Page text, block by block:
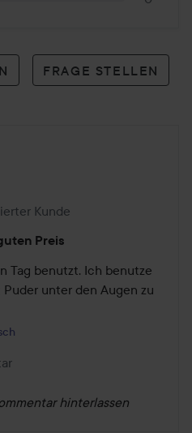
FRAGE STELLEN
vor 1 Jahr/en erstellt
Kunde
Preis
Tag benutzt. Ich benutze
unter den Augen zu
hinterlassen